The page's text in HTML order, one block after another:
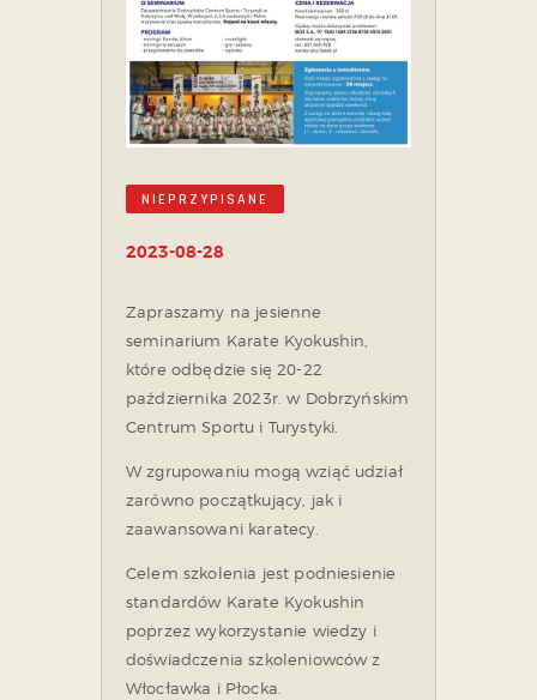
NIEPRZYPISANE
2023-08-28
Zapraszamy na jesienne
seminarium Karate Kyokushin,
które odbędzie się 20-22
października 2023r. w Dobrzyńskim
Centrum Sportu i Turystyki.
W zgrupowaniu mogą wziąć udział
zarówno początkujący, jak i
zaawansowani karatecy.
Celem szkolenia jest podniesienie
standardów Karate Kyokushin
poprzez wykorzystanie wiedzy i
doświadczenia szkoleniowców z
Włocławka i Płocka.